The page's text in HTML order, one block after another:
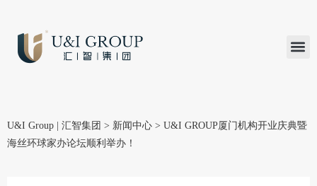
U&I Group | 汇智集团 > 新闻中心 > U&I GROUP厦门机构开业庆典暨
海丝环球家办论坛顺利举办！